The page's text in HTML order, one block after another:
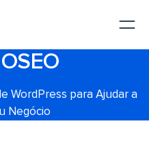
WordPress para Ajudar a
Negócio